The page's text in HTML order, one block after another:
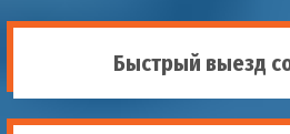
Быстрый выезд